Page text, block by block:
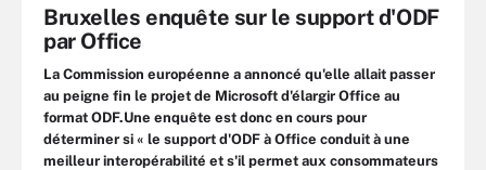
Bruxelles enquête sur le support d'ODF
par Office
La Commission européenne a annoncé qu'elle allait passer
au peigne fin le projet de Microsoft d'élargir Office au
format ODF.Une enquête est donc en cours pour
déterminer si « le support d'ODF à Office conduit à une
meilleur interopérabilité et s'il permet aux consommateurs